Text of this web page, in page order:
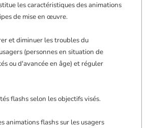
les caractéristiques des animations
de mise en œuvre.
et diminuer les troubles du
(personnes en situation de
ou d'avancée en âge) et réguler
flashs selon les objectifs visés.
animations flashs sur les usagers